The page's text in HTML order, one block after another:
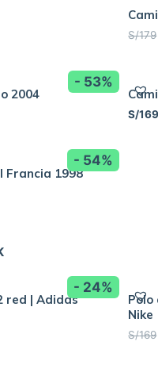
S/179
- 53%
2004
S/169
- 54%
Francia 1998
- 24%
red | Adidas
Polo
Nike
S/169